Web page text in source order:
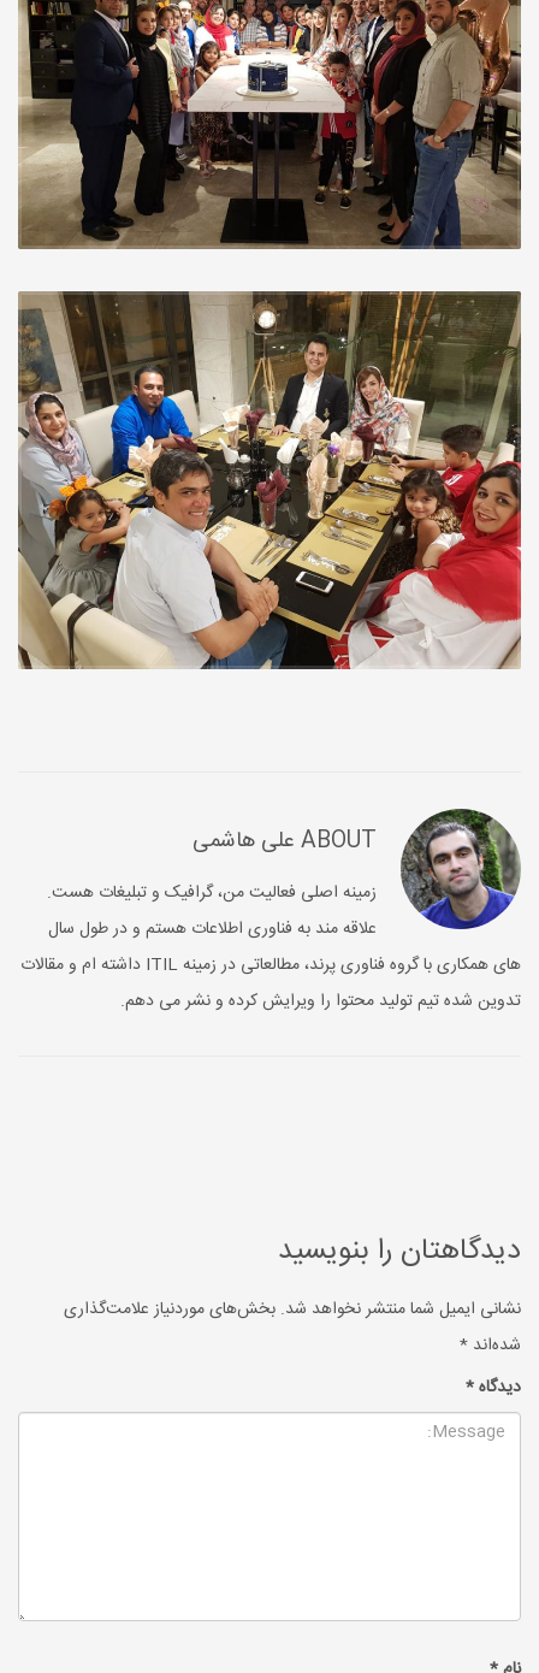
ABOUT علی هاشمی
زمینه اصلی فعالیت من، گرافیک و تبلیغات هست.
علاقه مند به فناوری اطلاعات هستم و در طول سال
های همکاری با گروه فناوری پرند، مطالعاتی در زمینه ITIL داشته ام و مقالات
تدوین شده تیم تولید محتوا را ویرایش کرده و نشر می دهم.
دیدگاهتان را بنویسید
نشانی ایمیل شما منتشر نخواهد شد. بخش‌های موردنیاز علامت‌گذاری
شده‌اند *
دیدگاه*